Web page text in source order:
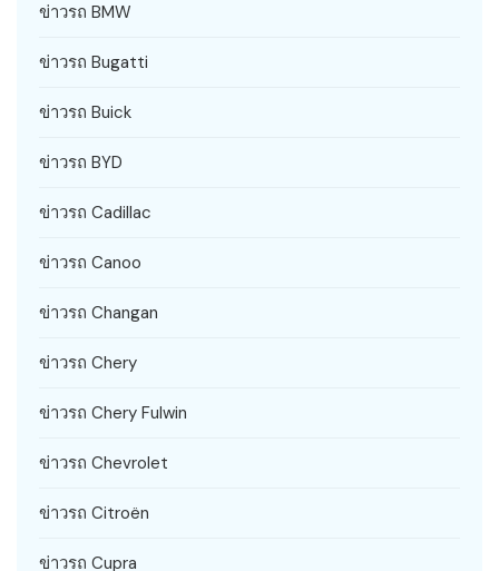
ข่าวรถ BMW
ข่าวรถ Bugatti
ข่าวรถ Buick
ข่าวรถ BYD
ข่าวรถ Cadillac
ข่าวรถ Canoo
ข่าวรถ Changan
ข่าวรถ Chery
ข่าวรถ Chery Fulwin
ข่าวรถ Chevrolet
ข่าวรถ Citroën
ข่าวรถ Cupra